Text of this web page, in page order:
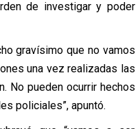
de investigar y poder
gravísimo que no vamos
una vez realizadas las
No pueden ocurrir hechos
policiales”, apuntó.